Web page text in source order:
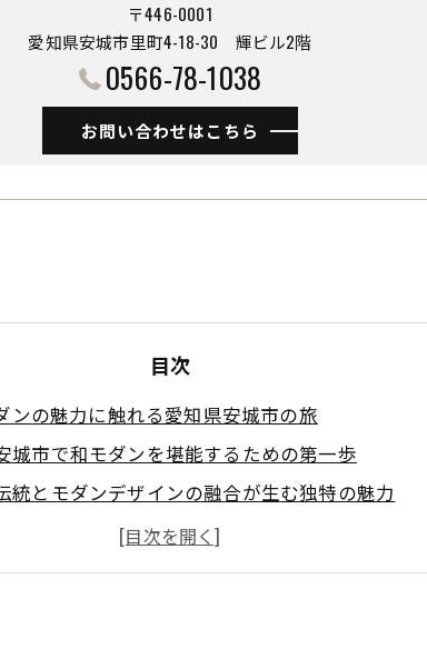
〒446-0001
愛知県安城市里町4-18-30 ​​​​​​​輝ビル2階
0566-78-1038
お問い合わせはこちら
目次
ンの魅力に触れる愛知県安城市の旅
城市で和モダンを堪能するための第一歩
統とモダンデザインの融合が生む独特の魅力
地元職人が作り出す和モダンの美しさ
城市ならではの和モダンの体験スポット